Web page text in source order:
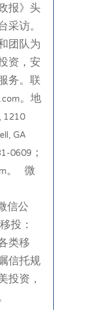
报》头
访。
团队为
资，安
务。联
。地
1210
GA
0609；
。 微
信公
投：
类移
信托规
资，